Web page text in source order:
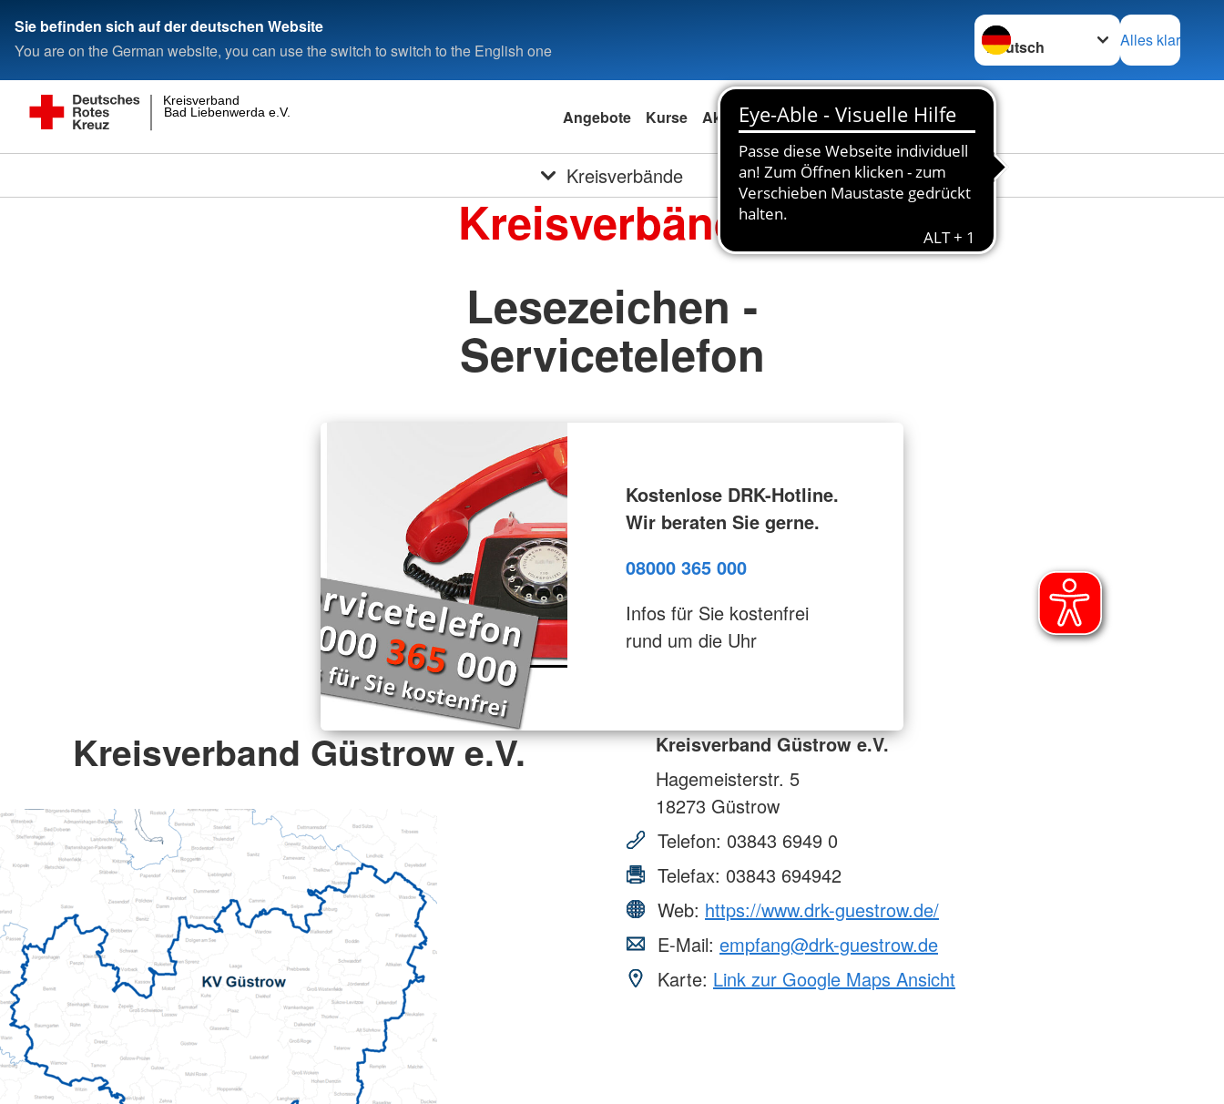
Sie befinden sich auf der deutschen Website
You are on the German website, you can use the switch to switch to the English one
Sprache wechseln zu
Alles klar
Bad Liebenwerda e.V.
Kreisverband
Angebote Kurse Aktuell Spenden Das DRK
Kreisverbände
Kreisverbände
Lesezeichen -
Servicetelefon
Kostenlose DRK-Hotline.
Wir beraten Sie gerne.
08000 365 000
Infos für Sie kostenfrei
rund um die Uhr
Kreisverband Güstrow e.V.
Kreisverband Güstrow e.V.
Hagemeisterstr. 5
18273 Güstrow
Telefon: 03843 6949 0
Telefax: 03843 694942
Web: https://www.drk-guestrow.de/
E-Mail: empfang@drk-guestrow.de
Karte: Link zur Google Maps Ansicht